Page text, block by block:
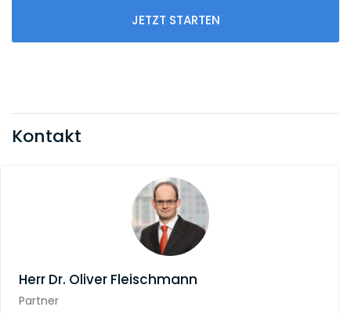
JETZT STARTEN
Kontakt
Herr Dr. Oliver Fleischmann
Partner